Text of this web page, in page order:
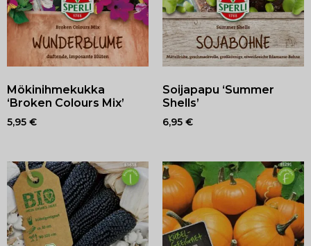
Mökinihmekukka
‘Broken Colours Mix’
5,95 €
Soijapapu ‘Summer
Shells’
6,95 €